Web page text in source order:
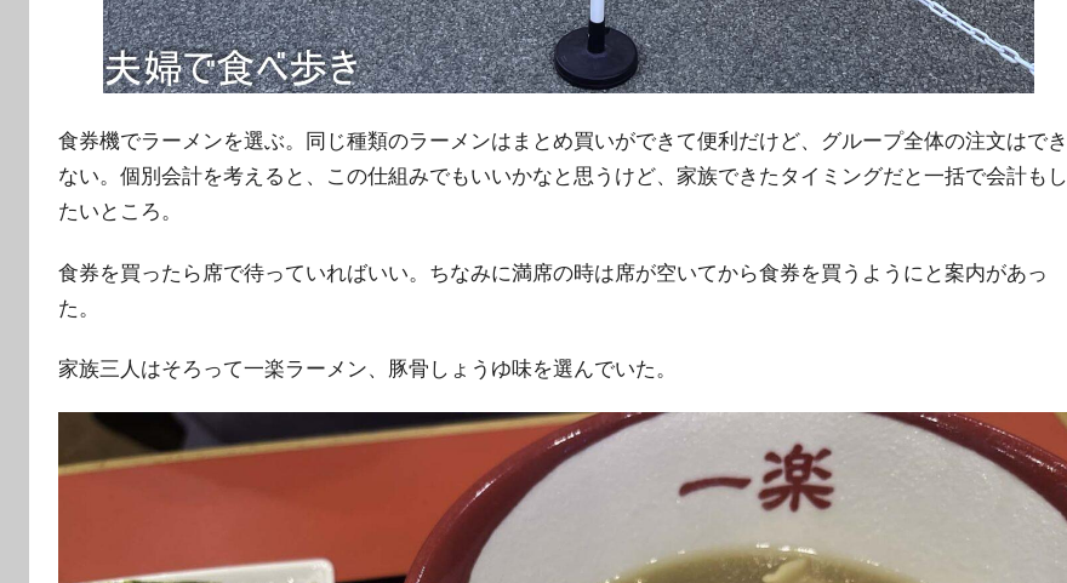
食券機でラーメンを選ぶ。同じ種類のラーメンはまとめ買いができて便利だけど、グループ全体の注文はでき
ない。個別会計を考えると、この仕組みでもいいかなと思うけど、家族できたタイミングだと一括で会計もし
たいところ。
食券を買ったら席で待っていればいい。ちなみに満席の時は席が空いてから食券を買うようにと案内があっ
た。
家族三人はそろって一楽ラーメン、豚骨しょうゆ味を選んでいた。